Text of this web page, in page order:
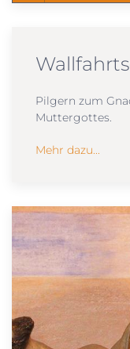
Pilgern zum
Muttergottes.
Mehr dazu...